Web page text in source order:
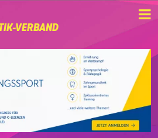
VERBAND